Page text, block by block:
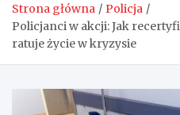
Strona główna
Policja
Policjanci w akcji: Jak
ratuje życie w kryzysie